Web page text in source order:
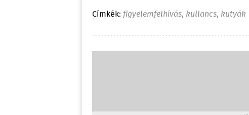
Címkék: figyelemfelhívás, kullancs, kutyák